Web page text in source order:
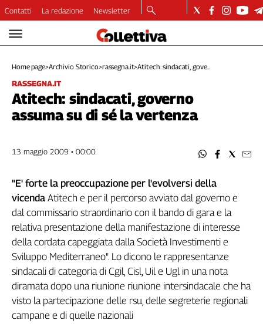
Video
Dirette
Longform
Copertine
Economia
Ambiente
Welfare
Italia
Internazionale
Culture
Filcams
Filctem
Fillea
Filt
Contatti La redazione Newsletter
Home page>Archivio Storico>rassegna.it>Atitech: sindacati, gove...
RASSEGNA.IT
Atitech: sindacati, governo
assuma su di sé la vertenza
13 maggio 2009 • 00:00
"E' forte la preoccupazione per l'evolversi della
vicenda Atitech e per il percorso avviato dal governo e
dal commissario straordinario con il bando di gara e la
relativa presentazione della manifestazione di interesse
della cordata capeggiata dalla Società Investimenti e
Sviluppo Mediterraneo". Lo dicono le rappresentanze
sindacali di categoria di Cgil, Cisl, Uil e Ugl in una nota
diramata dopo una riunione riunione intersindacale che ha
visto la partecipazione delle rsu, delle segreterie regionali
campane e di quelle nazionali